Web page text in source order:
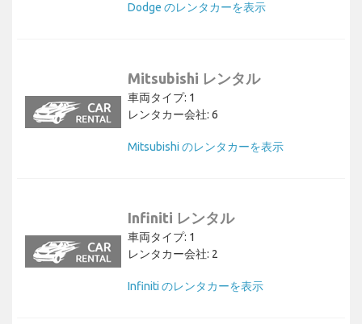
Dodge のレンタカーを表示
Mitsubishi レンタル
車両タイプ: 1
レンタカー会社: 6
Mitsubishi のレンタカーを表示
Infiniti レンタル
車両タイプ: 1
レンタカー会社: 2
Infiniti のレンタカーを表示